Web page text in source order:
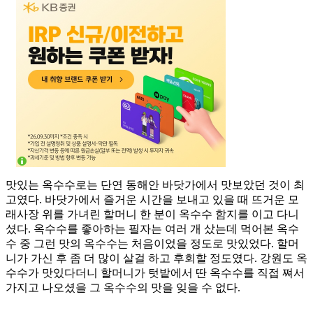
맛있는 옥수수로는 단연 동해안 바닷가에서 맛보았던 것이 최
고였다. 바닷가에서 즐거운 시간을 보내고 있을 때 뜨거운 모
래사장 위를 가녀린 할머니 한 분이 옥수수 함지를 이고 다니
셨다. 옥수수를 좋아하는 필자는 여러 개 샀는데 먹어본 옥수
수 중 그런 맛의 옥수수는 처음이었을 정도로 맛있었다. 할머
니가 가신 후 좀 더 많이 살걸 하고 후회할 정도였다. 강원도 옥
수수가 맛있다더니 할머니가 텃밭에서 딴 옥수수를 직접 쪄서
가지고 나오셨을 그 옥수수의 맛을 잊을 수 없다.